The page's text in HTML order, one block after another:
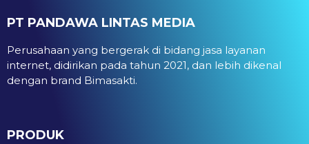
PT PANDAWA LINTAS MEDIA
Perusahaan yang bergerak di bidang jasa layanan
internet, didirikan pada tahun 2021, dan lebih dikenal
dengan brand Bimasakti.
PRODUK